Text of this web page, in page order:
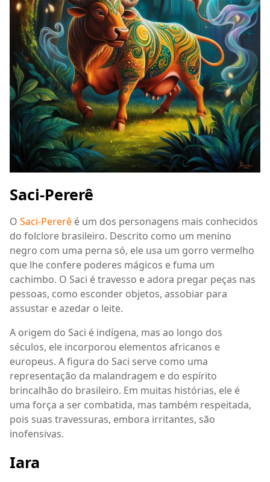
Saci-Pererê
O Saci-Pererê é um dos personagens mais conhecidos
do folclore brasileiro. Descrito como um menino
negro com uma perna só, ele usa um gorro vermelho
que lhe confere poderes mágicos e fuma um
cachimbo. O Saci é travesso e adora pregar peças nas
pessoas, como esconder objetos, assobiar para
assustar e azedar o leite.
A origem do Saci é indígena, mas ao longo dos
séculos, ele incorporou elementos africanos e
europeus. A figura do Saci serve como uma
representação da malandragem e do espírito
brincalhão do brasileiro. Em muitas histórias, ele é
uma força a ser combatida, mas também respeitada,
pois suas travessuras, embora irritantes, são
inofensivas.
Iara